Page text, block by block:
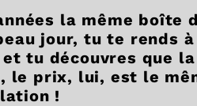
la même boîte
jour, tu te rends
tu découvres que
le prix, lui, est le
!